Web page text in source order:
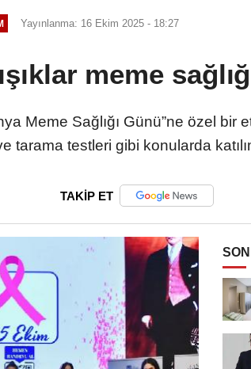
Yayınlanma: 16 Ekim 2025 - 18:27
meme
Meme Sağlığı Günü”ne özel bir
testleri gibi konularda
TAKİP ET